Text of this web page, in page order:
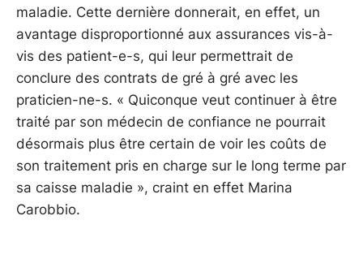
maladie. Cette dernière donnerait, en effet, un
avantage disproportionné aux assurances vis-à-
vis des patient-e-s, qui leur permettrait de
conclure des contrats de gré à gré avec les
praticien-ne-s. « Quiconque veut continuer à être
traité par son médecin de confiance ne pourrait
désormais plus être certain de voir les coûts de
son traitement pris en charge sur le long terme par
sa caisse maladie », craint en effet Marina
Carobbio.